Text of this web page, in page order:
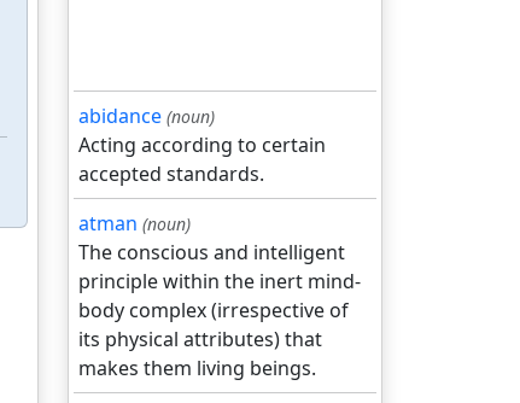
abidance (noun)
Acting according to certain
accepted standards.
atman (noun)
The conscious and intelligent
principle within the inert mind-
body complex (irrespective of
its physical attributes) that
makes them living beings.